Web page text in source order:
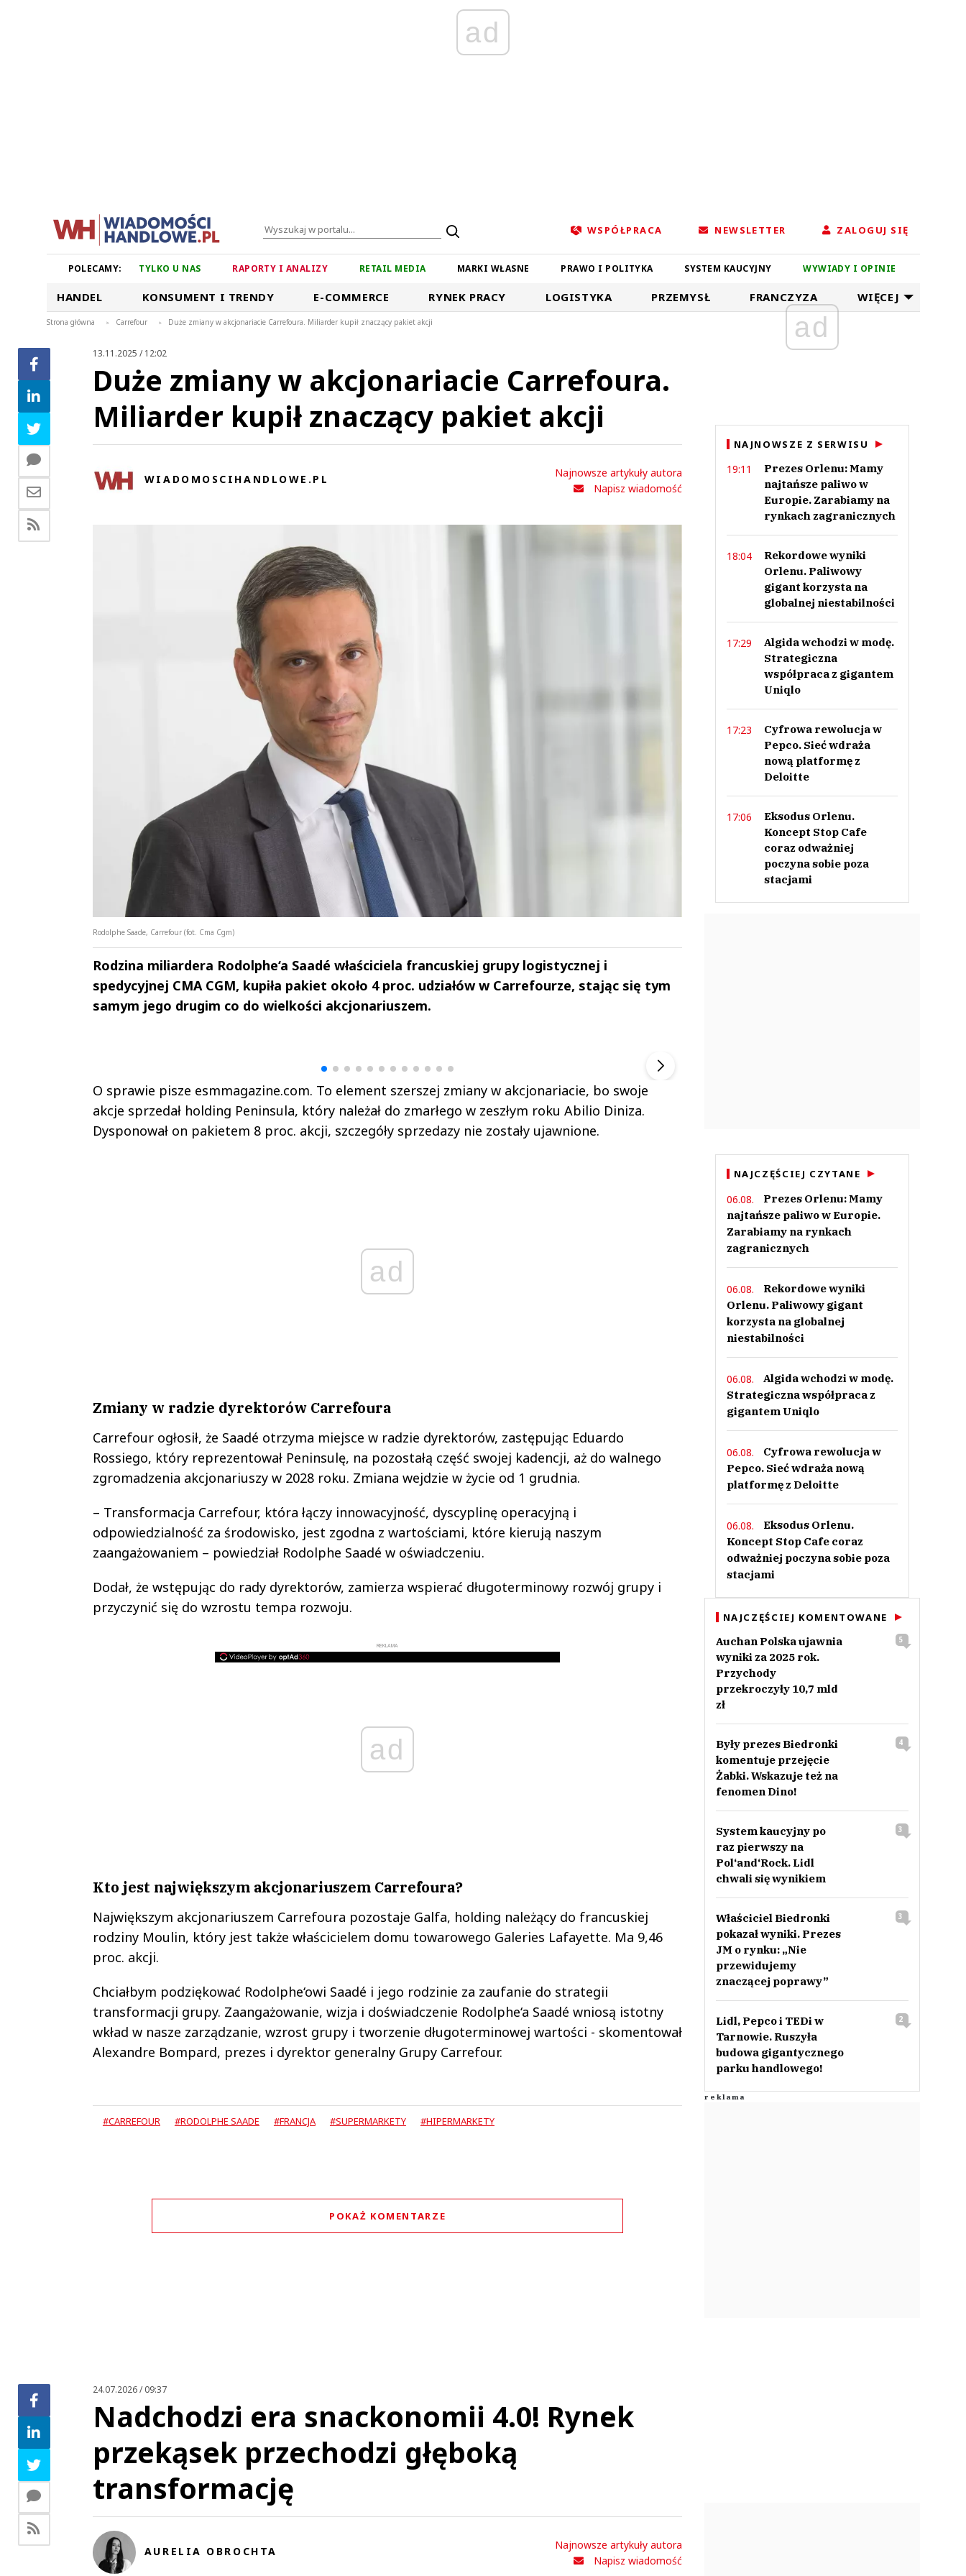
ad
WSPÓŁPRACA NEWSLETTER ZALOGUJ SIĘ
POLECAMY: TYLKO U NAS RAPORTY I ANALIZY RETAIL MEDIA MARKI WŁASNE PRAWO I POLITYKA SYSTEM KAUCYJNY WYWIADY I OPINIE
HANDEL KONSUMENT I TRENDY E-COMMERCE RYNEK PRACY LOGISTYKA PRZEMYSŁ FRANCZYZA WIĘCEJ
Strona główna > Carrefour > Duże zmiany w akcjonariacie Carrefoura. Miliarder kupił znaczący pakiet akcji
13.11.2025 / 12:02
Duże zmiany w akcjonariacie Carrefoura.
Miliarder kupił znaczący pakiet akcji
WIADOMOSCIHANDLOWE.PL
Najnowsze artykuły autora
Napisz wiadomość
Rodolphe Saade, Carrefour (fot. Cma Cgm)
Rodzina miliardera Rodolphe‘a Saadé właściciela francuskiej grupy logistycznej i
spedycyjnej CMA CGM, kupiła pakiet około 4 proc. udziałów w Carrefourze, stając się tym
samym jego drugim co do wielkości akcjonariuszem.
O sprawie pisze esmmagazine.com. To element szerszej zmiany w akcjonariacie, bo swoje
akcje sprzedał holding Peninsula, który należał do zmarłego w zeszłym roku Abilio Diniza.
Dysponował on pakietem 8 proc. akcji, szczegóły sprzedazy nie zostały ujawnione.
ad
Zmiany w radzie dyrektorów Carrefoura
Carrefour ogłosił, że Saadé otrzyma miejsce w radzie dyrektorów, zastępując Eduardo
Rossiego, który reprezentował Peninsulę, na pozostałą część swojej kadencji, aż do walnego
zgromadzenia akcjonariuszy w 2028 roku. Zmiana wejdzie w życie od 1 grudnia.
– Transformacja Carrefour, która łączy innowacyjność, dyscyplinę operacyjną i
odpowiedzialność za środowisko, jest zgodna z wartościami, które kierują naszym
zaangażowaniem – powiedział Rodolphe Saadé w oświadczeniu.
Dodał, że wstępując do rady dyrektorów, zamierza wspierać długoterminowy rozwój grupy i
przyczynić się do wzrostu tempa rozwoju.
REKLAMA
ad
Kto jest największym akcjonariuszem Carrefoura?
Największym akcjonariuszem Carrefoura pozostaje Galfa, holding należący do francuskiej
rodziny Moulin, który jest także właścicielem domu towarowego Galeries Lafayette. Ma 9,46
proc. akcji.
Chciałbym podziękować Rodolphe‘owi Saadé i jego rodzinie za zaufanie do strategii
transformacji grupy. Zaangażowanie, wizja i doświadczenie Rodolphe‘a Saadé wniosą istotny
wkład w nasze zarządzanie, wzrost grupy i tworzenie długoterminowej wartości - skomentował
Alexandre Bompard, prezes i dyrektor generalny Grupy Carrefour.
#CARREFOUR #RODOLPHE SAADE #FRANCJA #SUPERMARKETY #HIPERMARKETY
POKAŻ KOMENTARZE
ad
NAJNOWSZE Z SERWISU
19:11
Prezes Orlenu: Mamy
najtańsze paliwo w
Europie. Zarabiamy na
rynkach zagranicznych
18:04
Rekordowe wyniki
Orlenu. Paliwowy
gigant korzysta na
globalnej niestabilności
17:29
Algida wchodzi w modę.
Strategiczna
współpraca z gigantem
Uniqlo
17:23
Cyfrowa rewolucja w
Pepco. Sieć wdraża
nową platformę z
Deloitte
17:06
Eksodus Orlenu.
Koncept Stop Cafe
coraz odważniej
poczyna sobie poza
stacjami
NAJCZĘŚCIEJ CZYTANE
06.08.
Prezes Orlenu: Mamy
najtańsze paliwo w Europie.
Zarabiamy na rynkach
zagranicznych
06.08.
Rekordowe wyniki
Orlenu. Paliwowy gigant
korzysta na globalnej
niestabilności
06.08.
Algida wchodzi w modę.
Strategiczna współpraca z
gigantem Uniqlo
06.08.
Cyfrowa rewolucja w
Pepco. Sieć wdraża nową
platformę z Deloitte
06.08.
Eksodus Orlenu.
Koncept Stop Cafe coraz
odważniej poczyna sobie poza
stacjami
NAJCZĘŚCIEJ KOMENTOWANE
Auchan Polska ujawnia
wyniki za 2025 rok.
Przychody
przekroczyły 10,7 mld
zł
5
Były prezes Biedronki
komentuje przejęcie
Żabki. Wskazuje też na
fenomen Dino!
4
System kaucyjny po
raz pierwszy na
Pol‘and‘Rock. Lidl
chwali się wynikiem
3
Właściciel Biedronki
pokazał wyniki. Prezes
JM o rynku: „Nie
przewidujemy
znaczącej poprawy”
3
Lidl, Pepco i TEDi w
Tarnowie. Ruszyła
budowa gigantycznego
parku handlowego!
2
24.07.2026 / 09:37
Nadchodzi era snackonomii 4.0! Rynek
przekąsek przechodzi głęboką
transformację
AURELIA OBROCHTA
Najnowsze artykuły autora
Napisz wiadomość